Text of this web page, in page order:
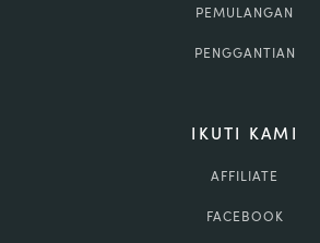
PEMULANGAN
PENGGANTIAN
IKUTI KAMI
AFFILIATE
FACEBOOK